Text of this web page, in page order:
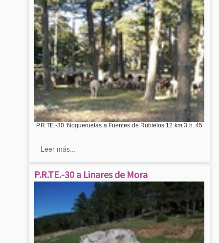
P.R.TE.-30 :Nogueruelas a Fuentes de Rubielos 12 km 3 h. 45
...
Leer más...
P.R.TE.-30 a Linares de Mora